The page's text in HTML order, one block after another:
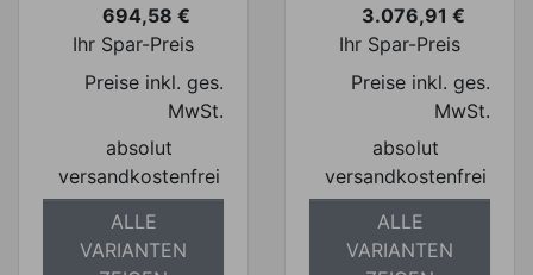
Preis
694,58 €
Ihr Spar-Preis
Preise inkl. ges.
MwSt.
absolut
versandkostenfrei
ALLE
VARIANTEN
Preis
3.076,91 €
Ihr Spar-Preis
Preise inkl. ges.
MwSt.
absolut
versandkostenfrei
ALLE
VARIANTEN